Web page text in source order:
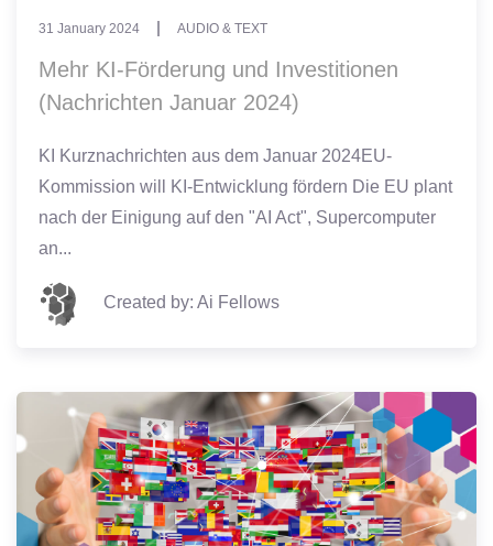
31 January 2024 AUDIO & TEXT
Mehr KI-Förderung und Investitionen
(Nachrichten Januar 2024)
KI Kurznachrichten aus dem Januar 2024EU-
Kommission will KI-Entwicklung fördern Die EU plant
nach der Einigung auf den "AI Act", Supercomputer
an...
Created by: Ai Fellows